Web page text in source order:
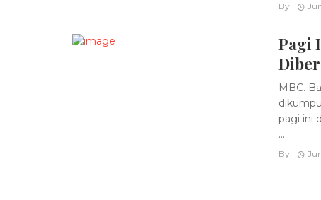
By
Pagi
MBC.
pagi ini
...
By